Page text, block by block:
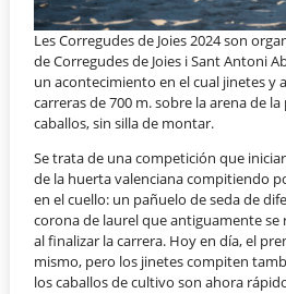
Les Corregudes de Joies 2024 son
de Corregudes de Joies i Sant Antoni
un acontecimiento en el cual jinetes y
carreras de 700 m. sobre la arena de
caballos, sin silla de montar.
Se trata de una competición que
de la huerta valenciana compitiendo
en el cuello: un pañuelo de seda de
corona de laurel que antiguamente se
al finalizar la carrera. Hoy en día, el
mismo, pero los jinetes compiten
los caballos de cultivo son ahora